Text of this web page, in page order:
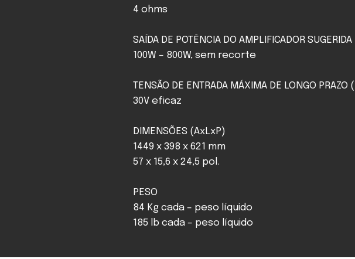
4 ohms
SAÍDA DE POTÊNCIA DO AMPLIFICADOR SUGERIDA
100W – 800W, sem recorte
TENSÃO DE ENTRADA MÁXIMA DE LONGO PRAZO
30V eficaz
DIMENSÕES (AxLxP)
1449 x 398 x 621 mm
57 x 15,6 x 24,5 pol.
PESO
84 Kg cada – peso líquido
185 lb cada – peso líquido